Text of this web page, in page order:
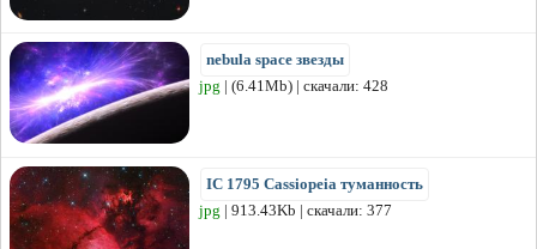
nebula space звезды
jpg | (6.41Mb) | скачали: 428
IC 1795 Cassiopeia туманность
jpg | 913.43Kb | скачали: 377